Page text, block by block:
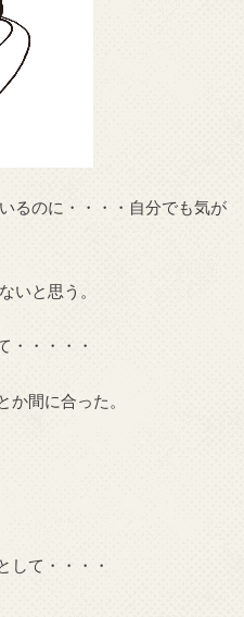
るのに・・・・自分でも気が
いと思う。
・・・・・
間に合った。
して・・・・